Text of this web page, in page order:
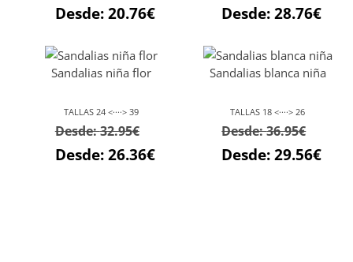
Desde:20.76€ Desde:28.76€
Sandalias niña flor
TALLAS 24 <····> 39
Desde:32.95€
Desde:26.36€
Sandalias blanca niña
TALLAS 18 <····> 26
Desde:36.95€
Desde:29.56€